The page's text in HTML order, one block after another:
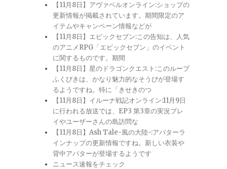
【11月8日】アヴァベルオンライン:ショップの
更新情報が掲載されています。期間限定のア
イテムやキャンペーン情報などが
【11月8日】エピックセブン:この告知は、人気
のアニメRPG「エピックセブン」のイベント
に関するものです。期間
【11月8日】星のドラゴンクエスト:このループ
ふくびきは、かなり魅力的なそうびが登場す
るようですね。特に「きせきのつ
【11月8日】イルーナ戦記オンライン:11月9日
に行われる放送では、EP3 第3章の実況プレ
イやユーザーさんの島訪問な
【11月8日】Ash Tale-風の大陸-:アバターラ
インナップの更新情報ですね。新しい衣装や
背中アバターが登場するようです
ニュース速報をチェック